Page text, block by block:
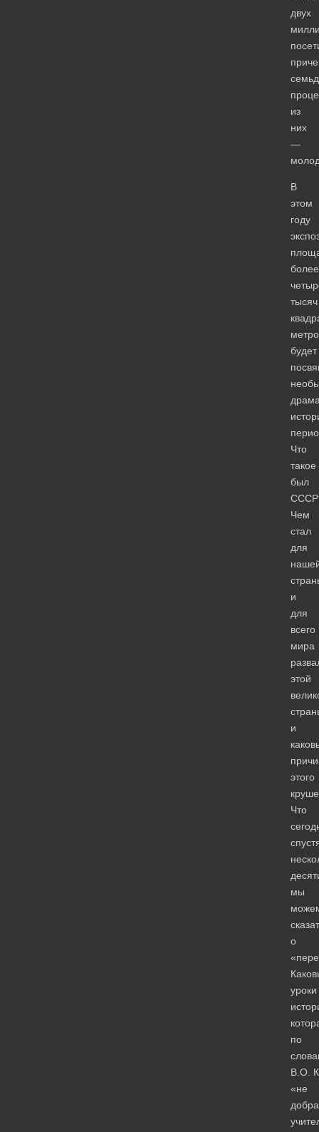
двух
из
них
—
В
этом
году
более
тысяч
будет
Что
такое
был
Чем
стал
для
и
для
всего
мира
этой
и
этого
Что
мы
о
уроки
по
В.О.
«не